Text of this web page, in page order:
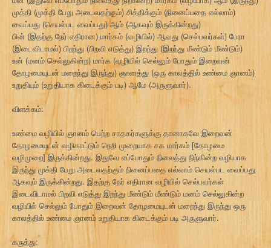
முத்தி (முக்தி பேறு அடைவதற்கும்) சித்திக்கும் (நினைப்பதை எல்லாம்)
வைப்பது (செயல்பட வைப்பது) ஆம் (ஆகவும் இருக்கின்றது)
பின் (இதற்கு நேர் எதிரான) மார்கம் (வழியில்) ஆவது (செல்பவர்கள்) பேரா
(இடைவிடாமல்) பிறந்து (பிறவி எடுத்து) இறந்து (இறந்து மீண்டும் மீண்டும்)
உன் (மனம் செல்லுகின்ற) மார்க (வழியில் செல்லும் போதும் இறைவன்
தோழமையுடன் மறைந்து இருந்து) ஞானத்து (ஒரு காலத்தில் உண்மை ஞானம்)
உறுதியும் (உறுதியாக கிடைக்கும் படி) ஆமே (அருளுவார்).
விளக்கம்:
உண்மை வழியில் ஞானம் பெற்ற சாதகர்களுக்கு தானாகவே இறைவன்
தோழமையுடன் வழிகாட்டும் நெறி முறையாக சக மார்கம் [தோழமை
வழிமுறை] இருக்கின்றது. இதுவே எப்போதும் நிலைத்து நிற்கின்ற வழியாக
இருந்து முக்தி பேறு அடைவதற்கும் நினைப்பதை எல்லாம் செயல்பட வைப்பது
ஆகவும் இருக்கின்றது. இதற்கு நேர் எதிரான வழியில் செல்பவர்கள்
இடைவிடாமல் பிறவி எடுத்து இறந்து மீண்டும் மீண்டும் மனம் செல்லுகின்ற
வழியில் செல்லும் போதும் இறைவன் தோழமையுடன் மறைந்து இருந்து ஒரு
காலத்தில் உண்மை ஞானம் உறுதியாக கிடைக்கும் படி அருளுவார்.
கருத்து: